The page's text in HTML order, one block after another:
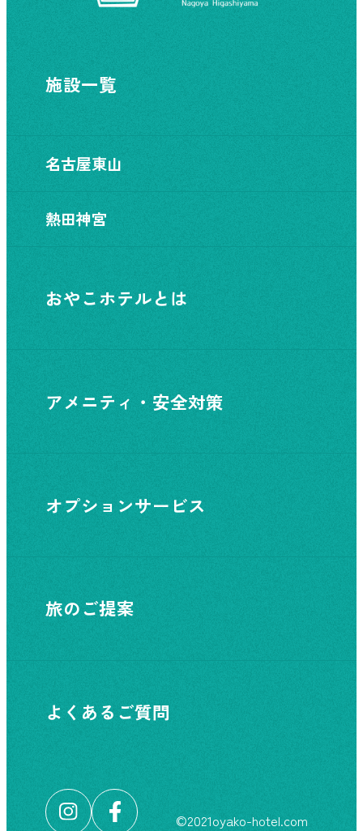
施設一覧
名古屋東山
熱田神宮
おやこホテルとは
アメニティ・安全対策
オプションサービス
旅のご提案
よくあるご質問
©︎2021oyako-hotel.com